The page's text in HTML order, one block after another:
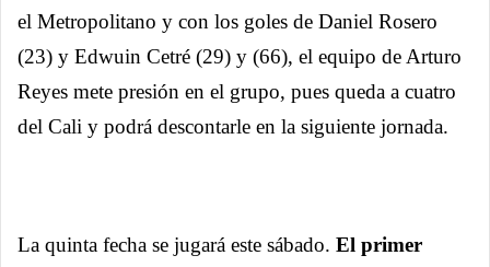
el Metropolitano y con los goles de Daniel Rosero
(23) y Edwuin Cetré (29) y (66), el equipo de Arturo
Reyes mete presión en el grupo, pues queda a cuatro
del Cali y podrá descontarle en la siguiente jornada.
La quinta fecha se jugará este sábado. El primer